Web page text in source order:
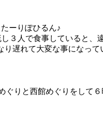
ーりぽひるん♪
し３人で食事していると
り遅れて大変な事になって
ぐりと西館めぐりをして６